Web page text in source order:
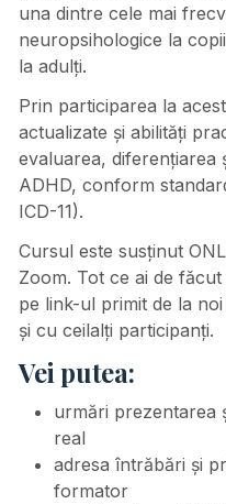
una dintre cele mai
neuropsihologice la
la adulți.
Prin participarea la
actualizate și abilități
evaluarea, diferențiarea
ADHD, conform
ICD-11).
Cursul este susținut
Zoom. Tot ce ai de
pe link-ul primit de la
și cu ceilalți participanți.
Vei putea:
urmări prezentarea
real
adresa întrăbări și
formator